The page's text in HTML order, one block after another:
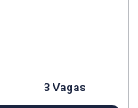
3 Vagas